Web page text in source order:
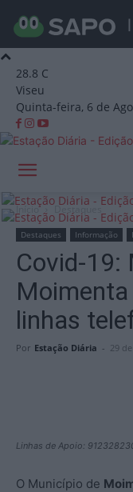
28.8 C
Viseu
Quinta-feira, 6 de
Início Destaques
Destaques Informação
Covid-19:
linhas
Por Estação Diária - 29
Linhas de Apoio:
O Município de